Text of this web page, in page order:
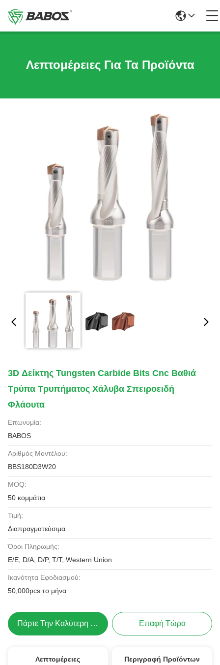
Λεπτομέρειες Για Τα Προϊόντα
3D Δείκτης Tungsten Carbide Bits Cnc Βαθιά
Τρύπα Τρυπήματος Χάλυβα Σπειροειδή
Φλάουτα
Επωνυμία:
BABOS
Αριθμός Μοντέλου:
BBS180D3W20
MOQ:
50 κομμάτια
Τιμή:
Διαπραγματεύσιμα
Όροι Πληρωμής:
Ε/Ε, D/A, D/P, T/T, Western Union
Ικανότητα Εφοδιασμού:
50,000pcs το μήνα
Πάρτε Την Καλύτερη Τιμή Επαφή Τώρα
Λεπτομέρειες Περιγραφή Προϊόντων